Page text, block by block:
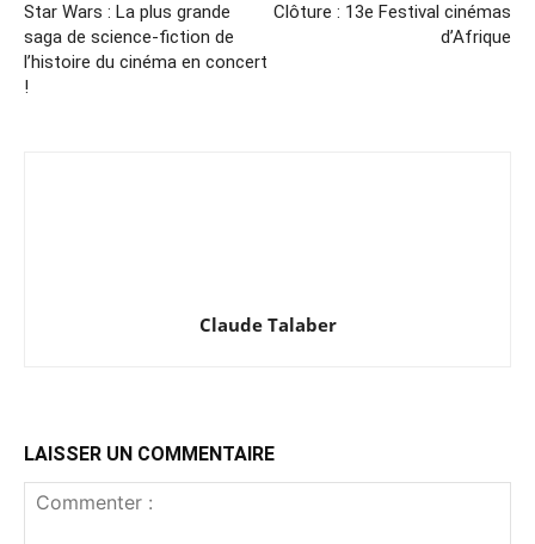
Star Wars : La plus grande
saga de science-fiction de
l’histoire du cinéma en concert
!
Clôture : 13e Festival cinémas
d’Afrique
Claude Talaber
LAISSER UN COMMENTAIRE